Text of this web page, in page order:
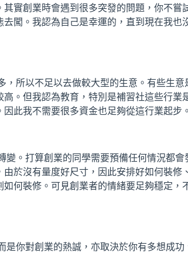
實創業時會遇到很多突發的問題，你不嘗
闖。我認為自己是幸運的，直到現在我也
所以不足以去做較大型的生意。有些生意
。但我認為教育，特別是補習社這些行業
此我不需要很多資金也足夠從這行業起步。
。打算創業的同學需要預備任何情況都會
於沒有量度好尺寸，因此安排好如何裝修
何裝修。可見創業者的情緒要足夠穩定，
你對創業的熱誠，亦取決於你有多想成功